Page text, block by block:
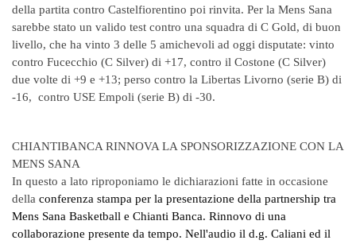
della partita contro Castelfiorentino poi rinvita. Per la Mens Sana
sarebbe stato un valido test contro una squadra di C Gold, di buon
livello, che ha vinto 3 delle 5 amichevoli ad oggi disputate: vinto
contro Fucecchio (C Silver) di +17, contro il Costone (C Silver)
due volte di +9 e +13; perso contro la Libertas Livorno (serie B) di
-16, contro USE Empoli (serie B) di -30.
CHIANTIBANCA RINNOVA LA SPONSORIZZAZIONE CON LA
MENS SANA
In questo a lato riproponiamo le dichiarazioni fatte in occasione
della conferenza stampa per la presentazione della partnership tra
Mens Sana Basketball e Chianti Banca. Rinnovo di una
collaborazione presente da tempo. Nell'audio il d.g. Caliani ed il